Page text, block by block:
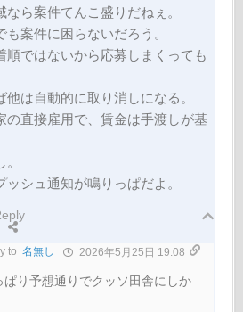
ら案件てんこ盛りだねぇ。
案件に困らないだろう。
順ではないから応募しまくっても
は自動的に取り消しになる。
の直接雇用で、賃金は手渡しが基
シュ通知が鳴りっぱだよ。
to 名無し 2026年5月25日 19:08
り予想通りでクッソ田舎にしか